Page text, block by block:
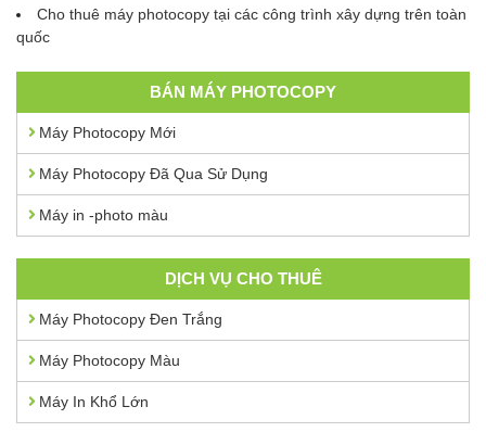
Cho thuê máy photocopy tại các công trình xây dựng trên toàn
quốc
BÁN MÁY PHOTOCOPY
Máy Photocopy Mới
Máy Photocopy Đã Qua Sử Dụng
Máy in -photo màu
DỊCH VỤ CHO THUÊ
Máy Photocopy Đen Trắng
Máy Photocopy Màu
Máy In Khổ Lớn